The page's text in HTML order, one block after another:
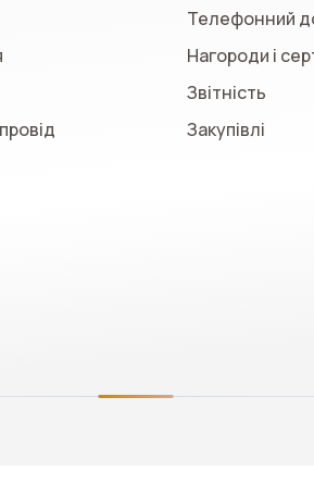
Телефонний
Нагороди і
Звітність
Закупівлі